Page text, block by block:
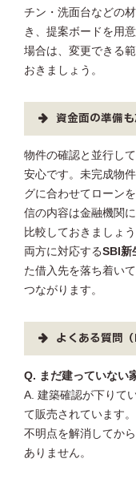
チン・洗面台などの
き、提案ボードを用
場合は、変更できる
おきましょう。
資金面の準備
物件の確認と並行して
安心です。未完成物
グに合わせてローン
信の内容は金融機関
比較しておきましょ
両方に対応するSBI新
た借入先を落ち着い
つながります。
よくある質問（
Q. まだ建っていない
A. 建築確認が下りて
て販売されています
不明点を解消してか
ありません。